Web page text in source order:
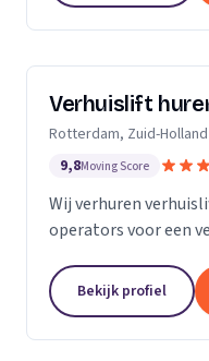
Verhuislift
Rotterdam, Zuid-Holland
9,8Moving Score
Wij verhuren
operators voor een
Bekijk profiel